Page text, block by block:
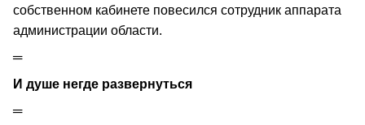
собственном кабинете повесился сотрудник аппарата
администрации области.
═
И душе негде развернуться
═